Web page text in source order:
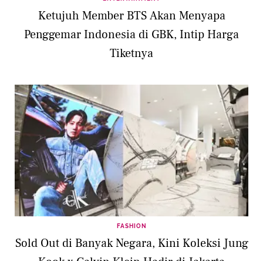
Ketujuh Member BTS Akan Menyapa
Penggemar Indonesia di GBK, Intip Harga
Tiketnya
FASHION
Sold Out di Banyak Negara, Kini Koleksi Jung